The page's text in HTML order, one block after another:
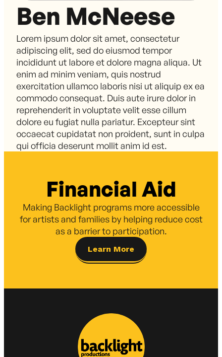
Ben McNeese
Lorem ipsum dolor sit amet, consectetur
adipiscing elit, sed do eiusmod tempor
incididunt ut labore et dolore magna aliqua. Ut
enim ad minim veniam, quis nostrud
exercitation ullamco laboris nisi ut aliquip ex ea
commodo consequat. Duis aute irure dolor in
reprehenderit in voluptate velit esse cillum
dolore eu fugiat nulla pariatur. Excepteur sint
occaecat cupidatat non proident, sunt in culpa
qui officia deserunt mollit anim id est.
Financial Aid
Making Backlight programs more accessible
for artists and families by helping reduce cost
as a barrier to participation.
Learn More